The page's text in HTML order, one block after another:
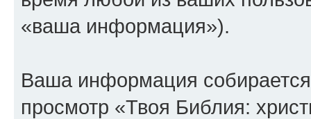
«ваша информация»).
Ваша информация
просмотр «Твоя Библия: